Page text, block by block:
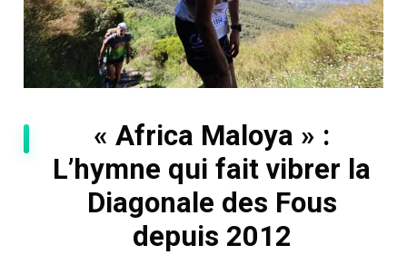
« Africa Maloya » :
L’hymne qui fait vibrer la
Diagonale des Fous
depuis 2012